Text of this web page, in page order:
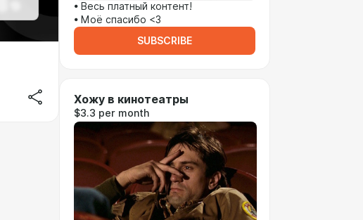
• Весь платный контент!
• Моё спасибо <3
SUBSCRIBE
Хожу в кинотеатры
$3.3 per month